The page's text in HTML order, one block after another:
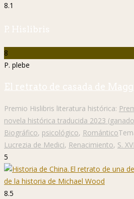
8.1
P. Hislibris
8
P. plebe
El retrato de casada de
Premio Hislibris literatura histórica:
novela histórica traducida 2023
Biográfico, psicológico, Romántico
Lucrezia de Medici, Renacimiento, S. XVI
5
8.5